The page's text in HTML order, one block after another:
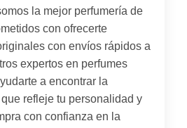
la mejor perfumería de
con ofrecerte
con envíos rápidos a
expertos en perfumes
a encontrar la
refleje tu personalidad y
con confianza en la